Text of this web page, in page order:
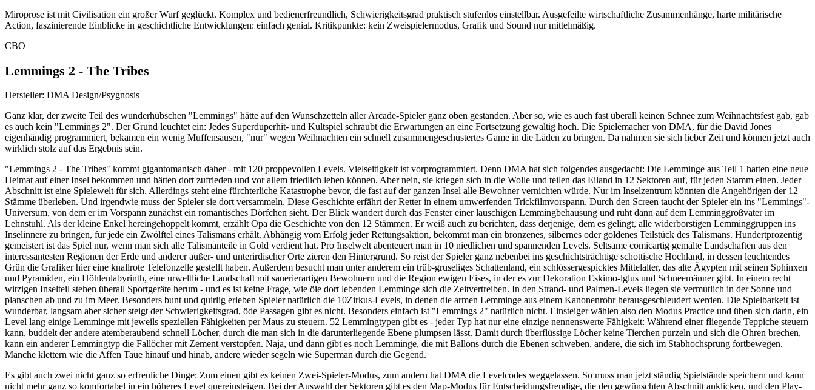
Miroprose ist mit Civilisation ein großer Wurf geglückt. Komplex und bedienerfreundlich, Schwierigkeitsgrad praktisch stufenlos einstellbar. Ausgefeilte wirtschaftliche Zusammenhänge, harte militärische
Action, faszinierende Einblicke in geschichtliche Entwicklungen: einfach genial. Kritikpunkte: kein Zweispielermodus, Grafik und Sound nur mittelmäßig.
CBO
Lemmings 2 - The Tribes
Hersteller: DMA Design/Psygnosis
Ganz klar, der zweite Teil des wunderhübschen "Lemmings" hätte auf den Wunschzetteln aller Arcade-Spieler ganz oben gestanden. Aber so, wie es auch fast überall keinen Schnee zum Weihnachtsfest gab, gab
es auch kein "Lemmings 2". Der Grund leuchtet ein: Jedes Superduperhit- und Kultspiel schraubt die Erwartungen an eine Fortsetzung gewaltig hoch. Die Spielemacher von DMA, für die David Jones
eigenhändig programmiert, bekamen ein wenig Muffensausen, "nur" wegen Weihnachten ein schnell zusammengeschustertes Game in die Läden zu bringen. Da nahmen sie sich lieber Zeit und können jetzt auch
wirklich stolz auf das Ergebnis sein.
"Lemmings 2 - The Tribes" kommt gigantomanisch daher - mit 120 proppevollen Levels. Vielseitigkeit ist vorprogrammiert. Denn DMA hat sich folgendes ausgedacht: Die Lemminge aus Teil 1 hatten eine neue
Heimat auf einer Insel bekommen und hätten dort zufrieden und vor allem friedlich leben können. Aber nein, sie kriegen sich in die Wolle und teilen das Eiland in 12 Sektoren auf, für jeden Stamm einen. Jeder
Abschnitt ist eine Spielewelt für sich. Allerdings steht eine fürchterliche Katastrophe bevor, die fast auf der ganzen Insel alle Bewohner vernichten würde. Nur im Inselzentrum könnten die Angehörigen der 12
Stämme überleben. Und irgendwie muss der Spieler sie dort versammeln. Diese Geschichte erfährt der Retter in einem umwerfenden Trickfilmvorspann. Durch den Screen taucht der Spieler ein ins "Lemmings"-
Universum, von dem er im Vorspann zunächst ein romantisches Dörfchen sieht. Der Blick wandert durch das Fenster einer lauschigen Lemmingbehausung und ruht dann auf dem Lemminggroßvater im
Lehnstuhl. Als der kleine Enkel hereingehoppelt kommt, erzählt Opa die Geschichte von den 12 Stämmen. Er weiß auch zu berichten, dass derjenige, dem es gelingt, alle widerborstigen Lemminggruppen ins
Inselinnere zu bringen, für jede ein Zwölftel eines Talismans erhält. Abhängig vom Erfolg jeder Rettungsaktion, bekommt man ein bronzenes, silbernes oder goldenes Teilstück des Talismans. Hundertprozentig
gemeistert ist das Spiel nur, wenn man sich alle Talismanteile in Gold verdient hat. Pro Inselwelt abenteuert man in 10 niedlichen und spannenden Levels. Seltsame comicartig gemalte Landschaften aus den
interessantesten Regionen der Erde und anderer außer- und unterirdischer Orte zieren den Hintergrund. So reist der Spieler ganz nebenbei ins geschichtsträchtige schottische Hochland, in dessen leuchtendes
Grün die Grafiker hier eine knallrote Telefonzelle gestellt haben. Außerdem besucht man unter anderem ein trüb-gruseliges Schattenland, ein schlössergespicktes Mittelalter, das alte Ägypten mit seinen Sphinxen
und Pyramiden, ein Höhlenlabyrinth, eine urweltliche Landschaft mit sauerierartigen Bewohnern und die Region ewigen Eises, in der es zur Dekoration Eskimo-lglus und Schneemänner gibt. In einem recht
witzigen Inselteil stehen überall Sportgeräte herum - und es ist keine Frage, wie öie dort lebenden Lemminge sich die Zeitvertreiben. In den Strand- und Palmen-Levels liegen sie vermutlich in der Sonne und
planschen ab und zu im Meer. Besonders bunt und quirlig erleben Spieler natürlich die 10Zirkus-Levels, in denen die armen Lemminge aus einem Kanonenrohr herausgeschleudert werden. Die Spielbarkeit ist
wunderbar, langsam aber sicher steigt der Schwierigkeitsgrad, öde Passagen gibt es nicht. Besonders einfach ist "Lemmings 2" natürlich nicht. Einsteiger wählen also den Modus Practice und üben sich darin, ein
Level lang einige Lemminge mit jeweils speziellen Fähigkeiten per Maus zu steuern. 52 Lemmingtypen gibt es - jeder Typ hat nur eine einzige nennenswerte Fähigkeit: Während einer fliegende Teppiche steuern
kann, buddelt der andere atemberaubend schnell Löcher, durch die man sich in die darunterliegende Ebene plumpsen lässt. Damit durch überflüssige Löcher keine Tierchen purzeln und sich die Ohren brechen,
kann ein anderer Lemmingtyp die Fallöcher mit Zement verstopfen. Naja, und dann gibt es noch Lemminge, die mit Ballons durch die Ebenen schweben, andere, die sich im Stabhochsprung fortbewegen.
Manche klettern wie die Affen Taue hinauf und hinab, andere wieder segeln wie Superman durch die Gegend.
Es gibt auch zwei nicht ganz so erfreuliche Dinge: Zum einen gibt es keinen Zwei-Spieler-Modus, zum andern hat DMA die Levelcodes weggelassen. So muss man jetzt ständig Spielstände speichern und kann
nicht mehr ganz so komfortabel in ein höheres Level quereinsteigen. Bei der Auswahl der Sektoren gibt es den Map-Modus für Entscheidungsfreudige, die den gewünschten Abschnitt anklicken, und den Play-